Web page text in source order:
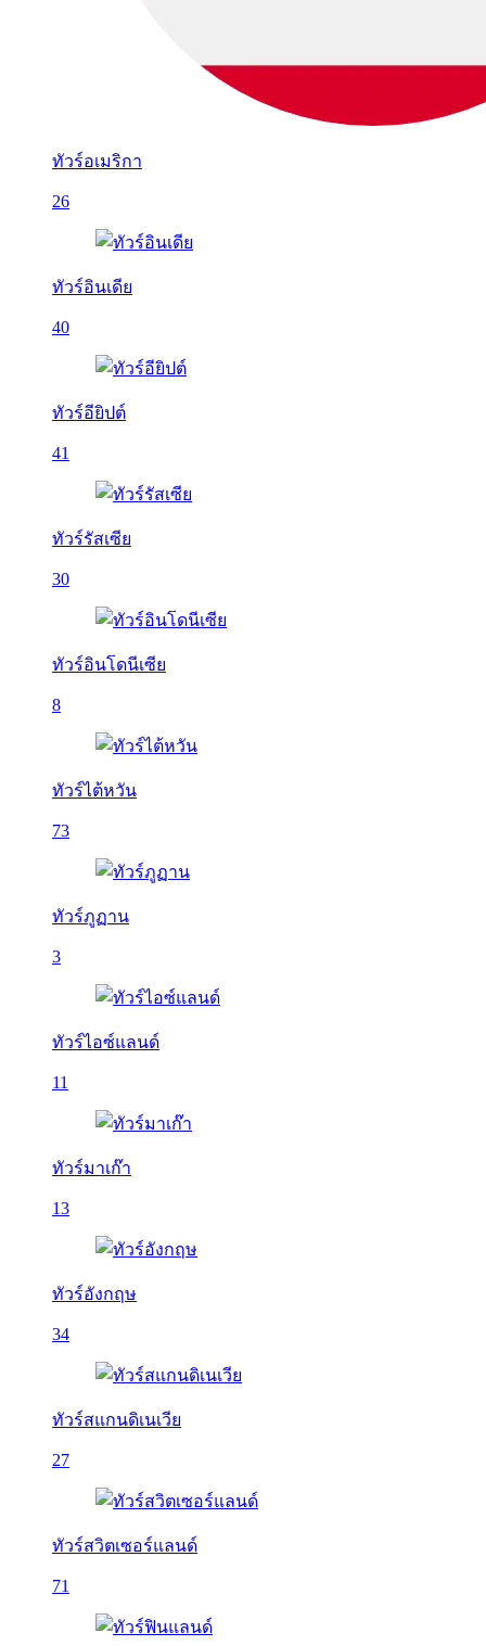
ทัวร์อเมริกา
26
ทัวร์อินเดีย
40
ทัวร์อียิปต์
41
ทัวร์รัสเซีย
30
ทัวร์อินโดนีเซีย
8
ทัวร์ไต้หวัน
73
ทัวร์ภูฏาน
3
ทัวร์ไอซ์แลนด์
11
ทัวร์มาเก๊า
13
ทัวร์อังกฤษ
34
ทัวร์สแกนดิเนเวีย
27
ทัวร์สวิตเซอร์แลนด์
71